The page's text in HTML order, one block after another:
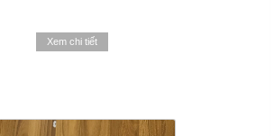
Xem chi tiết